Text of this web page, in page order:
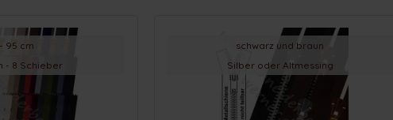
95 cm
- 8 Schieber
schwarz und braun
Silber oder Altmessing